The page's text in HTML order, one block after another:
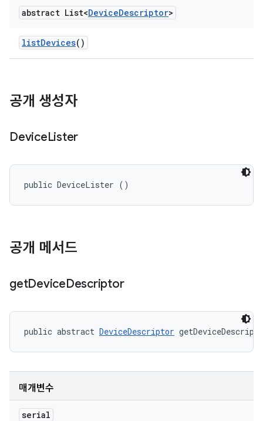
abstract List<DeviceDescriptor>
listDevices()
공개 생성자
DeviceLister
public DeviceLister ()
공개 메서드
getDeviceDescriptor
public abstract DeviceDescriptor
매개변수
serial